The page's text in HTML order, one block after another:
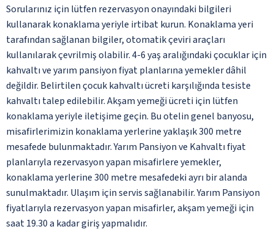
Sorularınız için lütfen rezervasyon onayındaki bilgileri
kullanarak konaklama yeriyle irtibat kurun. Konaklama yeri
tarafından sağlanan bilgiler, otomatik çeviri araçları
kullanılarak çevrilmiş olabilir. 4-6 yaş aralığındaki çocuklar için
kahvaltı ve yarım pansiyon fiyat planlarına yemekler dâhil
değildir. Belirtilen çocuk kahvaltı ücreti karşılığında tesiste
kahvaltı talep edilebilir. Akşam yemeği ücreti için lütfen
konaklama yeriyle iletişime geçin. Bu otelin genel banyosu,
misafirlerimizin konaklama yerlerine yaklaşık 300 metre
mesafede bulunmaktadır. Yarım Pansiyon ve Kahvaltı fiyat
planlarıyla rezervasyon yapan misafirlere yemekler,
konaklama yerlerine 300 metre mesafedeki ayrı bir alanda
sunulmaktadır. Ulaşım için servis sağlanabilir. Yarım Pansiyon
fiyatlarıyla rezervasyon yapan misafirler, akşam yemeği için
saat 19.30 a kadar giriş yapmalıdır.